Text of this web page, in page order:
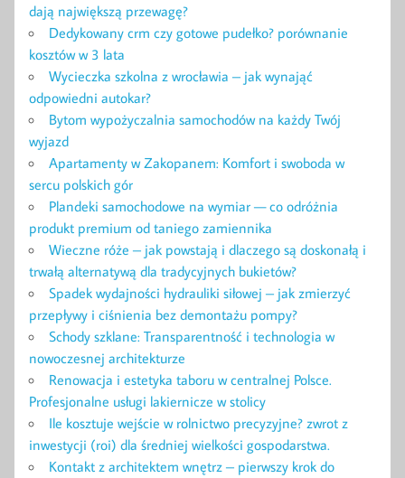
dają największą przewagę?
Dedykowany crm czy gotowe pudełko? porównanie
kosztów w 3 lata
Wycieczka szkolna z wrocławia – jak wynająć
odpowiedni autokar?
Bytom wypożyczalnia samochodów na każdy Twój
wyjazd
Apartamenty w Zakopanem: Komfort i swoboda w
sercu polskich gór
Plandeki samochodowe na wymiar — co odróżnia
produkt premium od taniego zamiennika
Wieczne róże – jak powstają i dlaczego są doskonałą i
trwałą alternatywą dla tradycyjnych bukietów?
Spadek wydajności hydrauliki siłowej – jak zmierzyć
przepływy i ciśnienia bez demontażu pompy?
Schody szklane: Transparentność i technologia w
nowoczesnej architekturze
Renowacja i estetyka taboru w centralnej Polsce.
Profesjonalne usługi lakiernicze w stolicy
Ile kosztuje wejście w rolnictwo precyzyjne? zwrot z
inwestycji (roi) dla średniej wielkości gospodarstwa.
Kontakt z architektem wnętrz – pierwszy krok do